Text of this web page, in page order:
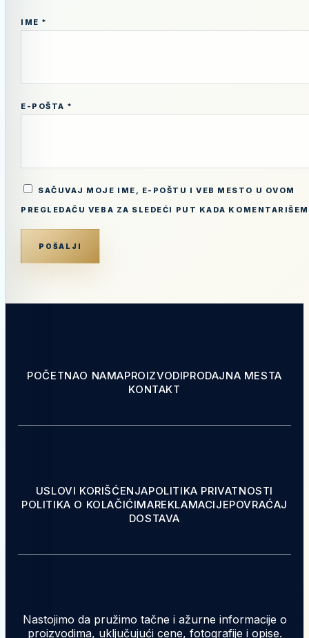
IME *
E-POŠTA *
SAČUVAJ MOJE IME, E-POŠTU I VEB MESTO U OVOM
PREGLEDAČU VEBA ZA SLEDEĆI PUT KADA
POČETNAO NAMAPROIZVODIPRODAJNA MESTA
KONTAKT
USLOVI KORIŠĆENJAPOLITIKA PRIVATNOSTI
POLITIKA O KOLAČIĆIMAREKLAMACIJEPOVRAĆAJ
DOSTAVA
Nastojimo da pružimo tačne i ažurne informacije o
proizvodima, uključujući cene, fotografije i opise.